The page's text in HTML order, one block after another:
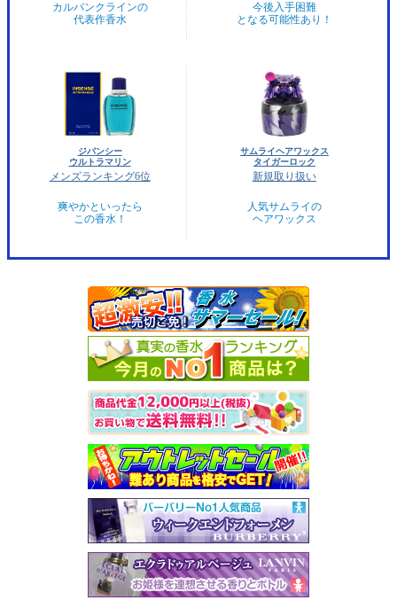
カルバンクラインの
代表作香水
今後入手困難
となる可能性あり！
ジバンシー
ウルトラマリン
メンズランキング6位
爽やかといったら
この香水！
サムライヘアワックス
タイガーロック
新規取り扱い
人気サムライの
ヘアワックス